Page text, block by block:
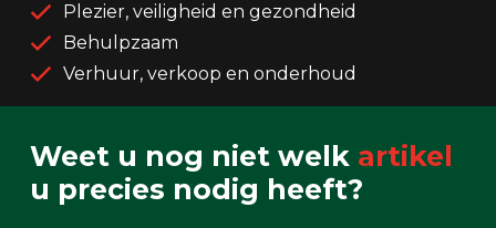
Plezier, veiligheid en gezondheid
Behulpzaam
Verhuur, verkoop en onderhoud
Weet u nog niet welk artikel
u precies nodig heeft?